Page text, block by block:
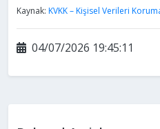
Kaynak: KVKK – Kişisel Verileri
04/07/2026 19:45:11